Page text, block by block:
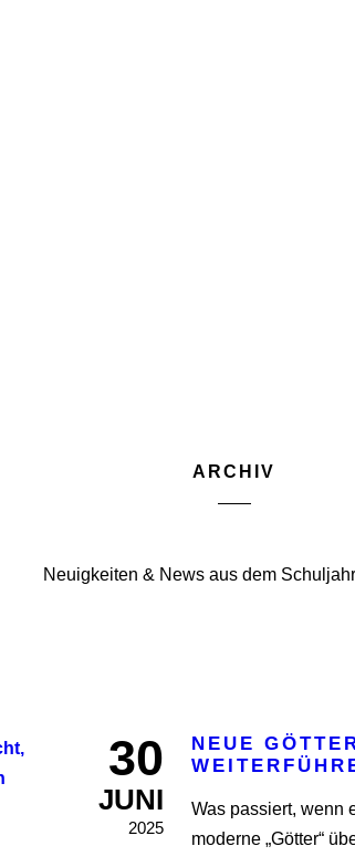
ARCHIV
Neuigkeiten & News aus dem
30
JUNI
2025
NEUE
Was passiert, wenn
moderne „Götter“